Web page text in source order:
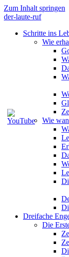
Zum Inhalt springen
der-laute-ruf
Schritte ins
Wie
Wie
Dreifache
Die